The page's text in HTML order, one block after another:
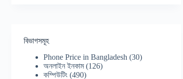
বিভাগসমূহ
Phone Price in Bangladesh (30)
অনলাইন ইনকাম(126)
কম্পিউটিং (490)